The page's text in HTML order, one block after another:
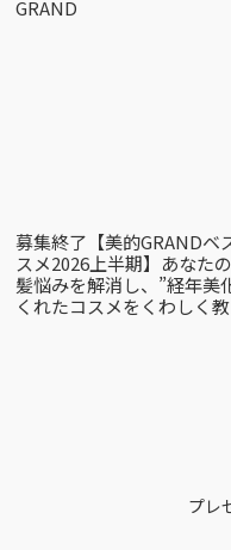
GRAND
募集終了【美的GRANDベ
スメ2026上半期】あなた
髪悩みを解消し、”経年美
くれたコスメをくわしく教
プレ